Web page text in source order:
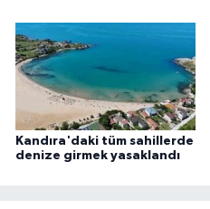
Kandıra'daki tüm sahillerde
denize girmek yasaklandı